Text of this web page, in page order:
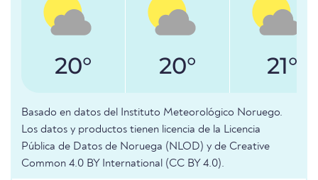
20° 20° 21°
Basado en datos del Instituto Meteorológico Noruego.
Los datos y productos tienen licencia de la Licencia
Pública de Datos de Noruega (NLOD) y de Creative
Common 4.0 BY International (CC BY 4.0).